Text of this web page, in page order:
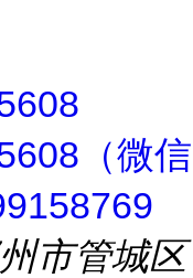
（微信
市管城区